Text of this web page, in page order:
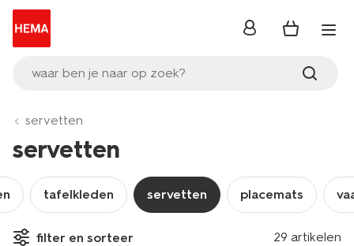
waar ben je naar op zoek?
inloggen
servetten
servetten
tafelkleden servetten placemats
filter en sorteer 29 artikelen